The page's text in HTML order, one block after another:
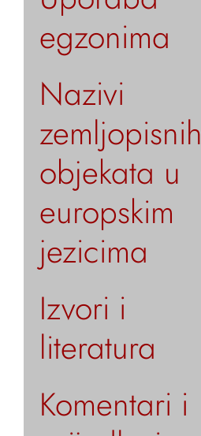
egzonima
Nazivi
zemljopisnih
objekata u
europskim
jezicima
Izvori i
literatura
Komentari i